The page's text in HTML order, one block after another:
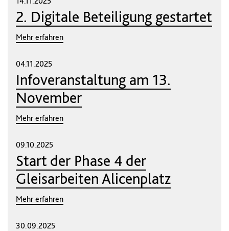
2. Digitale Beteiligung gestartet
Mehr erfahren
04.11.2025
Infoveranstaltung am 13.
November
Mehr erfahren
09.10.2025
Start der Phase 4 der
Gleisarbeiten Alicenplatz
Mehr erfahren
30.09.2025